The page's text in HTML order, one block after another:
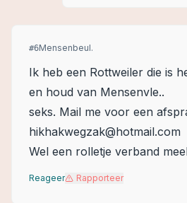
#6Mensenbeul.
Ik heb een Rottweiler die is
en houd van Mensenvle..
seks. Mail me voor een
hikhakwegzak@hotmail.com
Wel een rolletje verband
Reageer Rapporteer